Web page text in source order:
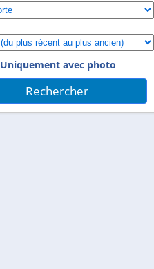
Uniquement avec photo